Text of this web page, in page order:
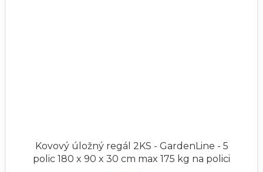
Kovový úložný regál 2KS - GardenLine - 5
polic 180 x 90 x 30 cm max 175 kg na polici